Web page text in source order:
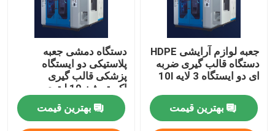
جعبه لوازم آرایشی HDPE
دستگاه قالب گیری ضربه
ای دو ایستگاه 3 لایه 10l
بهترین قیمت
دستگاه دمشی جعبه
پلاستیکی دو ایستگاه
پزشکی قالب گیری
اکستروژن 10 لیتری
بهترین قیمت